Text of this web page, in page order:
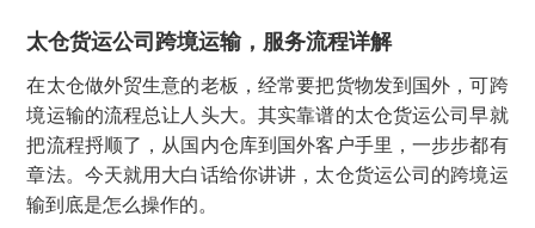
太仓货运公司跨境运输，服务流程详解
在太仓做外贸生意的老板，经常要把货物发到国外，可跨
境运输的流程总让人头大。其实靠谱的太仓货运公司早就
把流程捋顺了，从国内仓库到国外客户手里，一步步都有
章法。今天就用大白话给你讲讲，太仓货运公司的跨境运
输到底是怎么操作的。